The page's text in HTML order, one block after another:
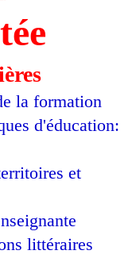
la formation
d'éducation:
et
littéraires